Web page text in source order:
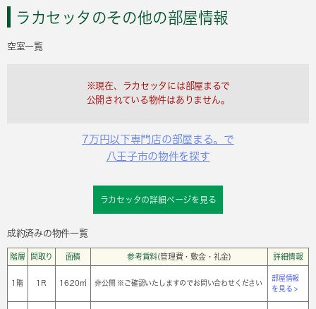
ラカセッタのその他の部屋情報
空室一覧
※現在、ラカセッタには部屋まるで
公開されている物件はありません。
7万円以下専門店の部屋まる。で
八王子市の物件を探す
ラカセッタの詳細ページを見る
成約済みの物件一覧
階層 間取り 面積 参考賃料(管理費・敷金・礼金) 詳細情報
1階 1Ｒ 16.20㎡ 非公開 ※ご確認いたしますのでお問い合わせください
部屋情報
を見る >